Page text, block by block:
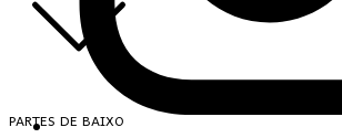
PARTES DE BAIXO